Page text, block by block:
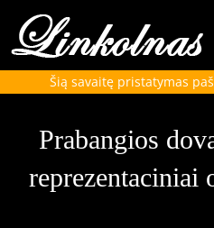
Šią savaitę pristatymas
Prabangios
reprezentaciniai